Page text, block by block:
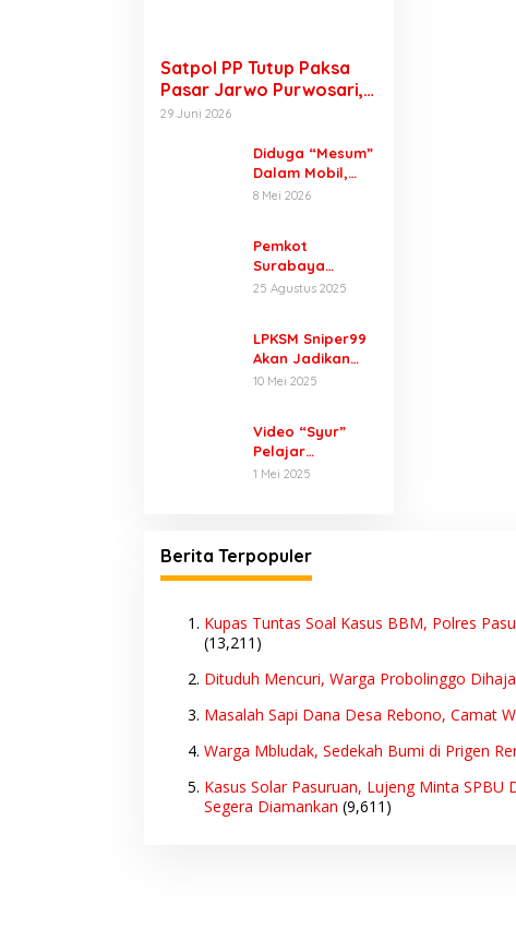
Satpol PP Tutup Paksa
Pasar Jarwo Purwosari,
Pedagang Menjerit
29 Juni 2026
Diduga “Mesum”
Dalam Mobil,
Pria Berseragam
Perkantoran
Raci
8 Mei 2026
Pemkot
Surabaya
Hidupkan
Inovasi Digital
25 Agustus 2025
LPKSM Sniper99
Akan Jadikan
Wartawan dan
Masalah
Perlindungan
Konsumen Akan
10 Mei 2025
Video “Syur”
Pelajar
Purwodadi
Sekali Lihat
1 Mei 2025
Berita Terpopuler
Kupas Tuntas Soal Kasus BBM, Polres
(13,211)
Dituduh Mencuri, Warga Probolinggo
Masalah Sapi Dana Desa Rebono, Camat
Warga Mbludak, Sedekah Bumi di Prigen
Kasus Solar Pasuruan, Lujeng Minta SPBU
Segera Diamankan (9,611)